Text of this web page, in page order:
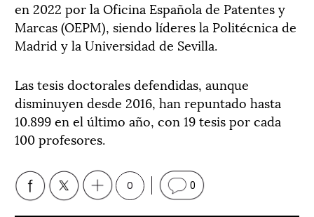
en 2022 por la Oficina Española de Patentes y
Marcas (OEPM), siendo líderes la Politécnica de
Madrid y la Universidad de Sevilla.
Las tesis doctorales defendidas, aunque
disminuyen desde 2016, han repuntado hasta
10.899 en el último año, con 19 tesis por cada
100 profesores.
0 0